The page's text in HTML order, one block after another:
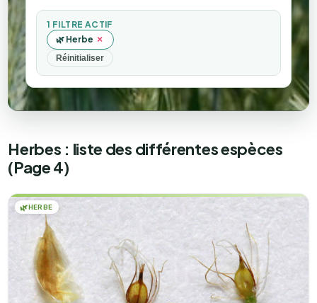
1 FILTRE ACTIF
🌿 Herbe ×
Réinitialiser
Herbes : liste des différentes espèces
(Page 4)
🌿HERBE